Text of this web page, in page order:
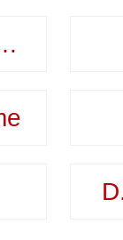
PHOENIX